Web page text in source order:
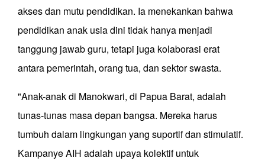
akses dan mutu pendidikan. Ia menekankan bahwa
pendidikan anak usia dini tidak hanya menjadi
tanggung jawab guru, tetapi juga kolaborasi erat
antara pemerintah, orang tua, dan sektor swasta.
"Anak-anak di Manokwari, di Papua Barat, adalah
tunas-tunas masa depan bangsa. Mereka harus
tumbuh dalam lingkungan yang suportif dan stimulatif.
Kampanye AIH adalah upaya kolektif untuk